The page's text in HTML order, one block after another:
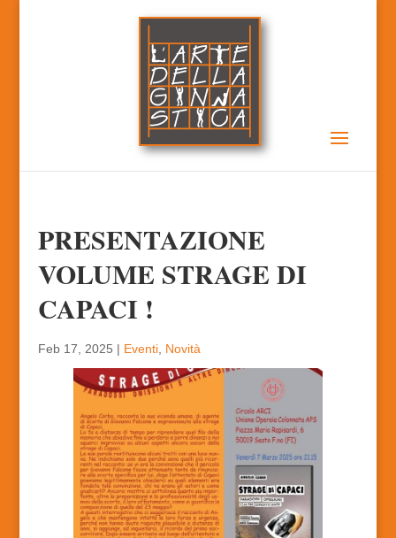
PRESENTAZIONE
VOLUME STRAGE DI
CAPACI !
Feb 17, 2025 | Eventi, Novità